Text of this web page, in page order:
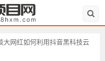
大网红如何利用抖音黑科技云